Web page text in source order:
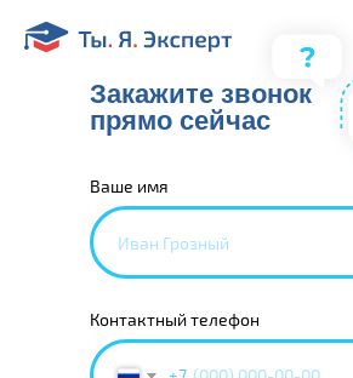
Ваше имя
Контактный телефон
Закажите звонок
прямо сейчас